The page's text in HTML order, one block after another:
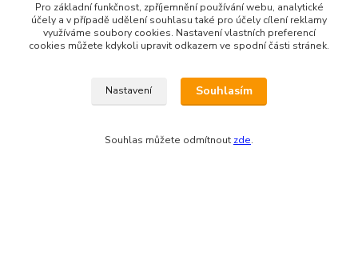
Bohunka Budínová
(Po-Pá - 9:00-17:00hod, So 8:00-12:00hod)
Pro základní funkčnost, zpříjemnění používání webu, analytické
účely a v případě udělení souhlasu také pro účely cílení reklamy
využíváme soubory cookies. Nastavení vlastních preferencí
cookies můžete kdykoli upravit odkazem ve spodní části stránek.
Nastavení Souhlasím
Souhlas můžete odmítnout zde.